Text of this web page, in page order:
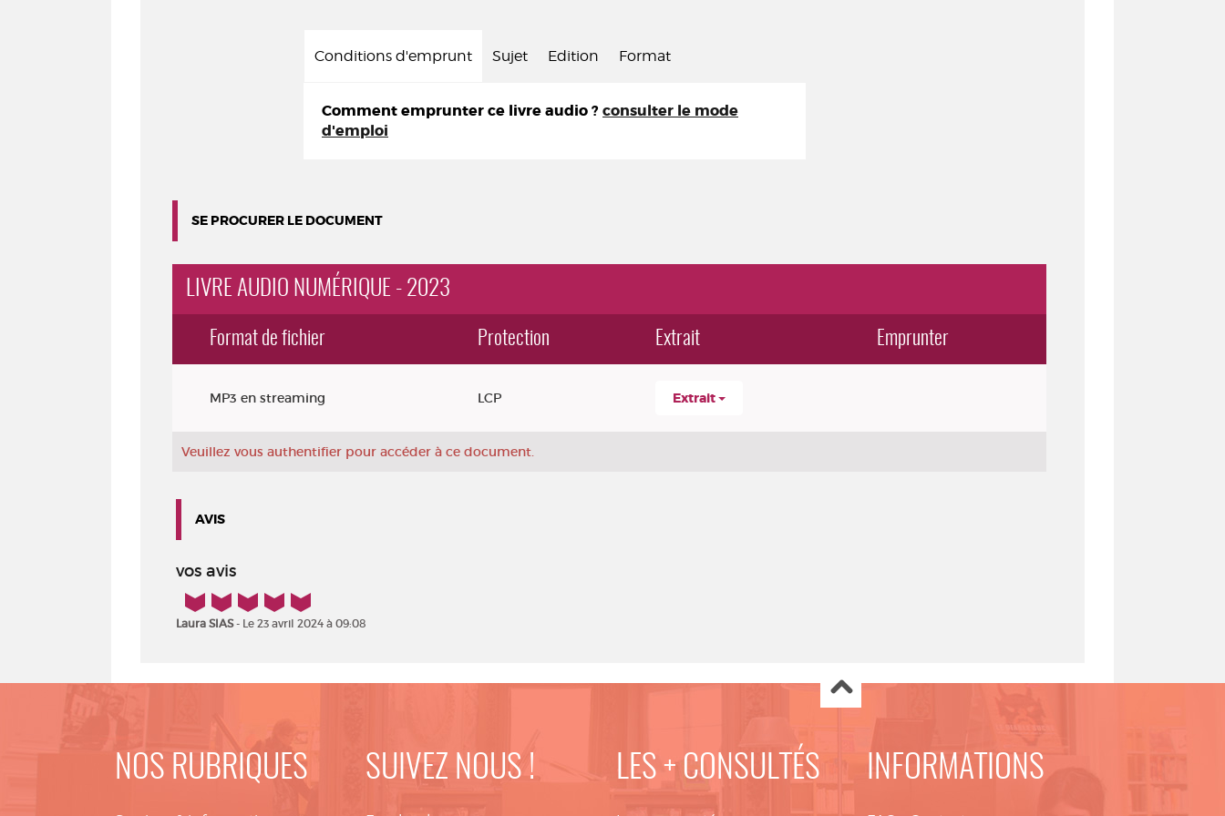
Conditions d'emprunt Sujet Edition Format
Comment emprunter ce livre audio ? consulter le mode
d'emploi
SE PROCURER LE DOCUMENT
LIVRE AUDIO NUMÉRIQUE - 2023
Format de fichier Protection Extrait Emprunter
MP3 en streaming LCP Extrait
Veuillez vous authentifier pour accéder à ce document.
AVIS
vos avis
5/5
Laura SIAS- Le 23 avril 2024 à 09:08
NOS RUBRIQUES SUIVEZ NOUS ! LES + CONSULTÉS INFORMATIONS